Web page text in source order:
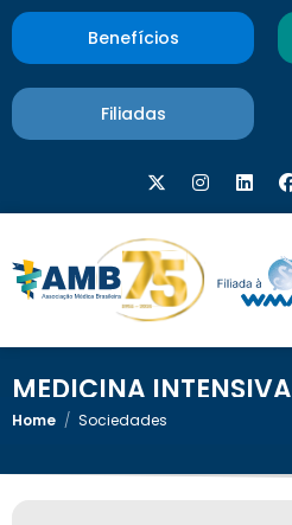
Benefícios
Filiadas
MEDICINA INTENSIVA
Home / Sociedades